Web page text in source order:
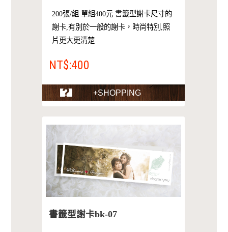
200張/組 單組400元 書籤型謝卡尺寸的
謝卡,有別於一般的謝卡，時尚特別,照
片更大更清楚
NT$:400
+SHOPPING
書籤型謝卡bk-07